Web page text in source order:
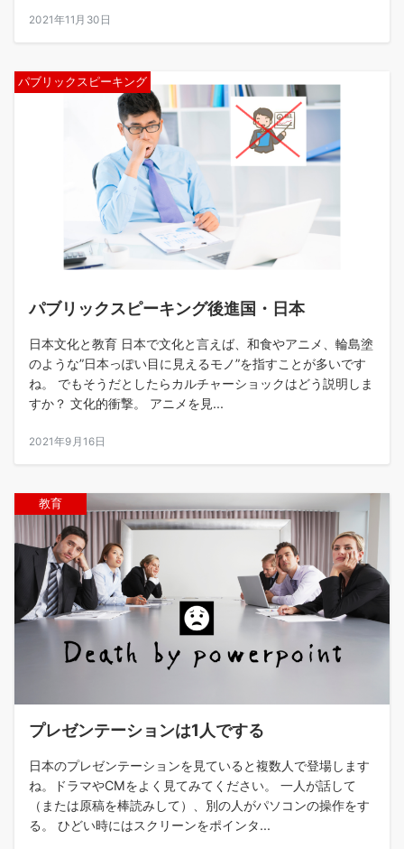
2021年11月30日
パブリックスピーキング
パブリックスピーキング後進国・日本
日本文化と教育 日本で文化と言えば、和食やアニメ、輪島塗
のような”日本っぽい目に見えるモノ”を指すことが多いです
ね。 でもそうだとしたらカルチャーショックはどう説明しま
すか？ 文化的衝撃。 アニメを見...
2021年9月16日
教育
プレゼンテーションは1人でする
日本のプレゼンテーションを見ていると複数人で登場します
ね。ドラマやCMをよく見てみてください。 一人が話して
（または原稿を棒読みして）、別の人がパソコンの操作をす
る。 ひどい時にはスクリーンをポインタ...